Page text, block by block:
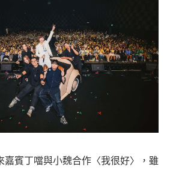
嘉賓丁噹與小魏合作〈我很好〉，雖